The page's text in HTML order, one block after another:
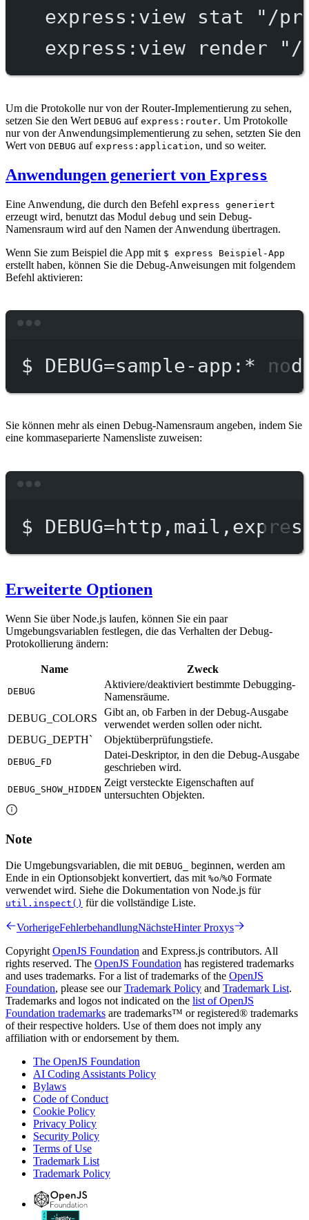
express:view
stat
"/
express:view
render "/
Um die Protokolle nur von der Router-Implementierung zu sehen,
setzen Sie den Wert DEBUG auf express:router. Um Protokolle
nur von der Anwendungsimplementierung zu sehen, setzten Sie den
Wert von DEBUG auf express:application, und so weiter.
Anwendungen generiert von Express
Eine Anwendung, die durch den Befehl express generiert
erzeugt wird, benutzt das Modul debug und sein Debug-
Namensraum wird auf den Namen der Anwendung übertragen.
Wenn Sie zum Beispiel die App mit $ express Beispiel-App
erstellt haben, können Sie die Debug-Anweisungen mit folgendem
Befehl aktivieren:
$ DEBUG=sample-app: *
Sie können mehr als einen Debug-Namensraum angeben, indem Sie
eine kommaseparierte Namensliste zuweisen:
$
Erweiterte Optionen
Wenn Sie über Node.js laufen, können Sie ein paar
Umgebungsvariablen festlegen, die das Verhalten der Debug-
Protokollierung ändern:
Name Zweck
DEBUG
Aktiviere/deaktiviert bestimmte Debugging-
Namensräume.
DEBUG_COLORS
Gibt an, ob Farben in der Debug-Ausgabe
verwendet werden sollen oder nicht.
DEBUG_DEPTH`
Objektüberprüfungstiefe.
DEBUG_FD
Datei-Deskriptor, in den die Debug-Ausgabe
geschrieben wird.
DEBUG_SHOW_HIDDEN
Zeigt versteckte Eigenschaften auf
untersuchten Objekten.
Note
Die Umgebungsvariablen, die mit DEBUG_
beginnen, werden am
Ende in ein Optionsobjekt konvertiert, das mit %o/%O Formate
verwendet wird. Siehe die Dokumentation von Node.js für
util.inspect() für die vollständige Liste.
VorherigeFehlerbehandlungNächsteHinter Proxys
CopyrightOpenJS Foundation and Express.js contributors. All
rights reserved. The OpenJS Foundation has registered trademarks
and uses trademarks. For a list of trademarks of the OpenJS
Foundation, please see ourTrademark Policy and Trademark List.
Trademarks and logos not indicated on the list of OpenJS
Foundation trademarks are trademarks™ or registered® trademarks
of their respective holders. Use of them does not imply any
affiliation with or endorsement by them.
The OpenJS Foundation
AI Coding Assistants Policy
Bylaws
Code of Conduct
Cookie Policy
Privacy Policy
Security Policy
Terms of Use
Trademark List
Trademark Policy